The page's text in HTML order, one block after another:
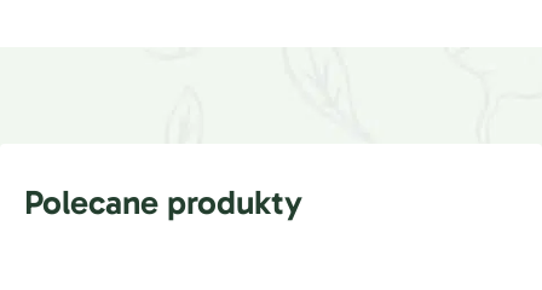
Polecane produkty